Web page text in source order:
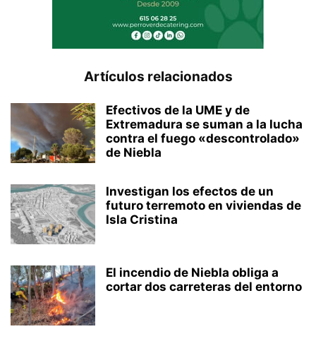
Artículos relacionados
Efectivos de la UME y de
Extremadura se suman a la lucha
contra el fuego «descontrolado»
de Niebla
Investigan los efectos de un
futuro terremoto en viviendas de
Isla Cristina
El incendio de Niebla obliga a
cortar dos carreteras del entorno